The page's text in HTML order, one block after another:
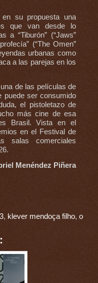
en su propuesta una
que van desde lo
a “Tiburón” (“Jaws”
(“The Omen”
urbanas como
a las parejas en los
de las películas de
puede ser consumido
el pistoletazo de
más cine de esa
Brasil. Vista en el
en el Festival de
salas comerciales
Menéndez Piñera
, klever mendoça filho, o